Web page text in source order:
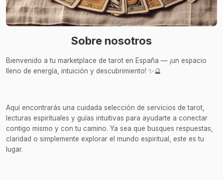
Sobre nosotros
Bienvenido a tu marketplace de tarot en España — ¡un espacio
lleno de energía, intuición y descubrimiento! ✨🔮
Aquí encontrarás una cuidada selección de servicios de tarot,
lecturas espirituales y guías intuitivas para ayudarte a conectar
contigo mismo y con tu camino. Ya sea que busques respuestas,
claridad o simplemente explorar el mundo espiritual, este es tu
lugar.